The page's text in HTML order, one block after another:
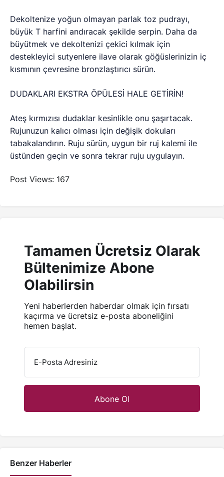
Dekoltenize yoğun olmayan parlak toz pudrayı,
büyük T harfini andıracak şekilde serpin. Daha da
büyütmek ve dekoltenizi çekici kılmak için
destekleyici sutyenlere ilave olarak göğüslerinizin iç
kısmının çevresine bronzlaştırıcı sürün.
DUDAKLARI EKSTRA ÖPÜLESİ HALE GETİRİN!
Ateş kırmızısı dudaklar kesinlikle onu şaşırtacak.
Rujunuzun kalıcı olması için değişik dokuları
tabakalandırın. Ruju sürün, uygun bir ruj kalemi ile
üstünden geçin ve sonra tekrar ruju uygulayın.
Post Views: 167
Tamamen Ücretsiz Olarak
Bültenimize Abone
Olabilirsin
Yeni haberlerden haberdar olmak için fırsatı
kaçırma ve ücretsiz e-posta aboneliğini
hemen başlat.
E-Posta Adresiniz
Benzer Haberler